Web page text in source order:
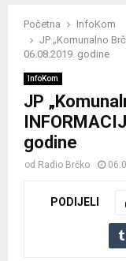
Početna
InfoKom
JP „Komunalno
06.08.2019. godine
InfoKom
JP
godine
od Radio Brčko
PODIJELI